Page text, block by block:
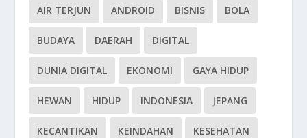
AIR TERJUN ANDROID BISNIS BOLA
BUDAYA DAERAH DIGITAL
DUNIA DIGITAL EKONOMI GAYA HIDUP
HEWAN HIDUP INDONESIA JEPANG
KECANTIKAN KEINDAHAN KESEHATAN